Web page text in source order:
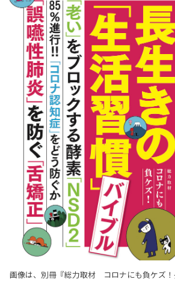
画像は、別冊『総力取材 コロナにも負ケズ